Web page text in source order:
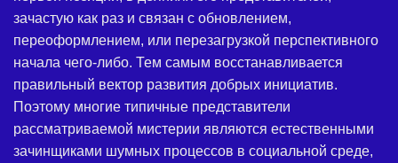
зачастую как раз и связан с обновлением,
переоформлением, или перезагрузкой перспективного
начала чего-либо. Тем самым восстанавливается
правильный вектор развития добрых инициатив.
Поэтому многие типичные представители
рассматриваемой мистерии являются естественными
зачинщиками шумных процессов в социальной среде,